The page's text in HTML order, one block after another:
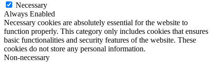
Necessary
Always Enabled
Necessary cookies are absolutely essential for the website to
function properly. This category only includes cookies that ensures
basic functionalities and security features of the website. These
cookies do not store any personal information.
Non-necessary